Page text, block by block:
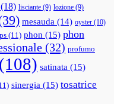
(18) lisciante (9) lozione (9)
mesauda (14) oyster (10)
(11) phon (15) phon
(32) profumo
(108) satinata (15)
sinergia (15) tosatrice